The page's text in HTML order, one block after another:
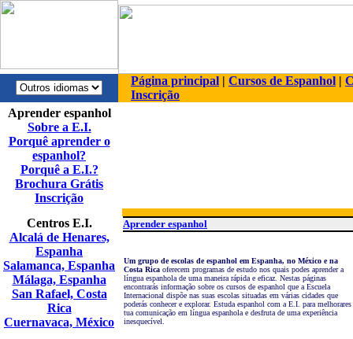
Página principal | Cursos de Espanhol |
Inscrição
Aprender espanhol
Sobre a E.I.
Porquê aprender o
espanhol?
Porquê a E.I.?
Brochura Grátis
Inscrição
Centros E.I.
Alcalá de Henares,
Espanha
Salamanca, Espanha
Málaga, Espanha
San Rafael, Costa
Rica
Cuernavaca, México
Aprender espanhol
Um grupo de escolas de espanhol em Espanha, no México e na
Costa Rica oferecem programas de estudo nos quais podes aprender a
língua espanhola de uma maneira rápida e eficaz. Nestas páginas
encontrarás informação sobre os cursos de espanhol que a Escuela
Internacional dispõe nas suas escolas situadas em várias cidades que
poderás conhecer e explorar. Estuda espanhol com a E.I. para melhorares
tua comunicação em língua espanhola e desfruta de uma experiência
inesquecível